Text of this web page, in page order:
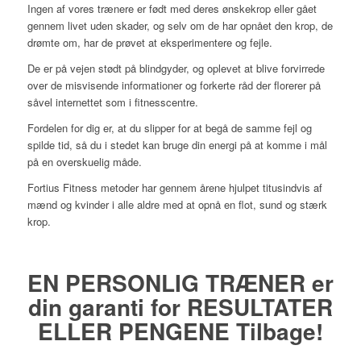
Ingen af vores trænere er født med deres ønskekrop eller gået
gennem livet uden skader, og selv om de har opnået den krop, de
drømte om, har de prøvet at eksperimentere og fejle.
De er på vejen stødt på blindgyder, og oplevet at blive forvirrede
over de misvisende informationer og forkerte råd der florerer på
såvel internettet som i fitnesscentre.
Fordelen for dig er, at du slipper for at begå de samme fejl og
spilde tid, så du i stedet kan bruge din energi på at komme i mål
på en overskuelig måde.
Fortius Fitness metoder har gennem årene hjulpet titusindvis af
mænd og kvinder i alle aldre med at opnå en flot, sund og stærk
krop.
EN PERSONLIG TRÆNER er
din garanti for RESULTATER
ELLER PENGENE Tilbage!